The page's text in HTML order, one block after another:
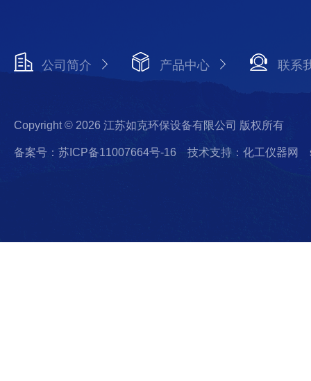
公司简介 产品中心 联系
Copyright © 2026 江苏如克环保设备有限公司 版权所有
备案号：苏ICP备11007664号-16 技术支持：化工仪器网